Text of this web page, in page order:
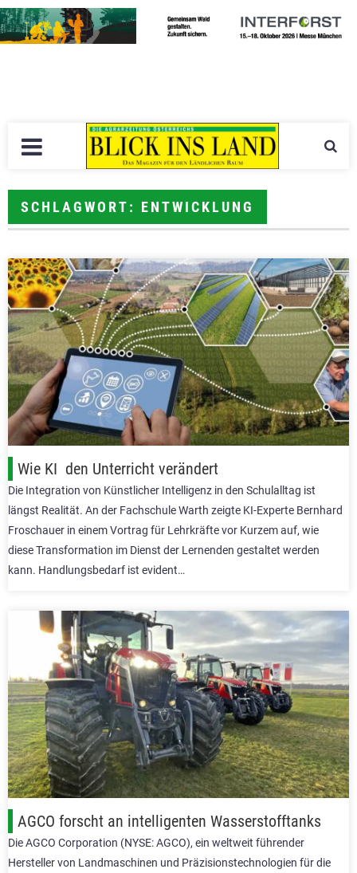
SCHLAGWORT: ENTWICKLUNG
Wie KI den Unterricht verändert
Die Integration von Künstlicher Intelligenz in den Schulalltag ist
längst Realität. An der Fachschule Warth zeigte KI-Experte Bernhard
Froschauer in einem Vortrag für Lehrkräfte vor Kurzem auf, wie
diese Transformation im Dienst der Lernenden gestaltet werden
kann. Handlungsbedarf ist evident…
AGCO forscht an intelligenten Wasserstofftanks
Die AGCO Corporation (NYSE: AGCO), ein weltweit führender
Hersteller von Landmaschinen und Präzisionstechnologien für die